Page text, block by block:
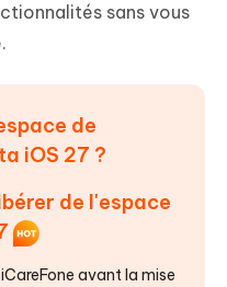
sans vous
de
iOS 27 ?
de l'espace
avant la mise